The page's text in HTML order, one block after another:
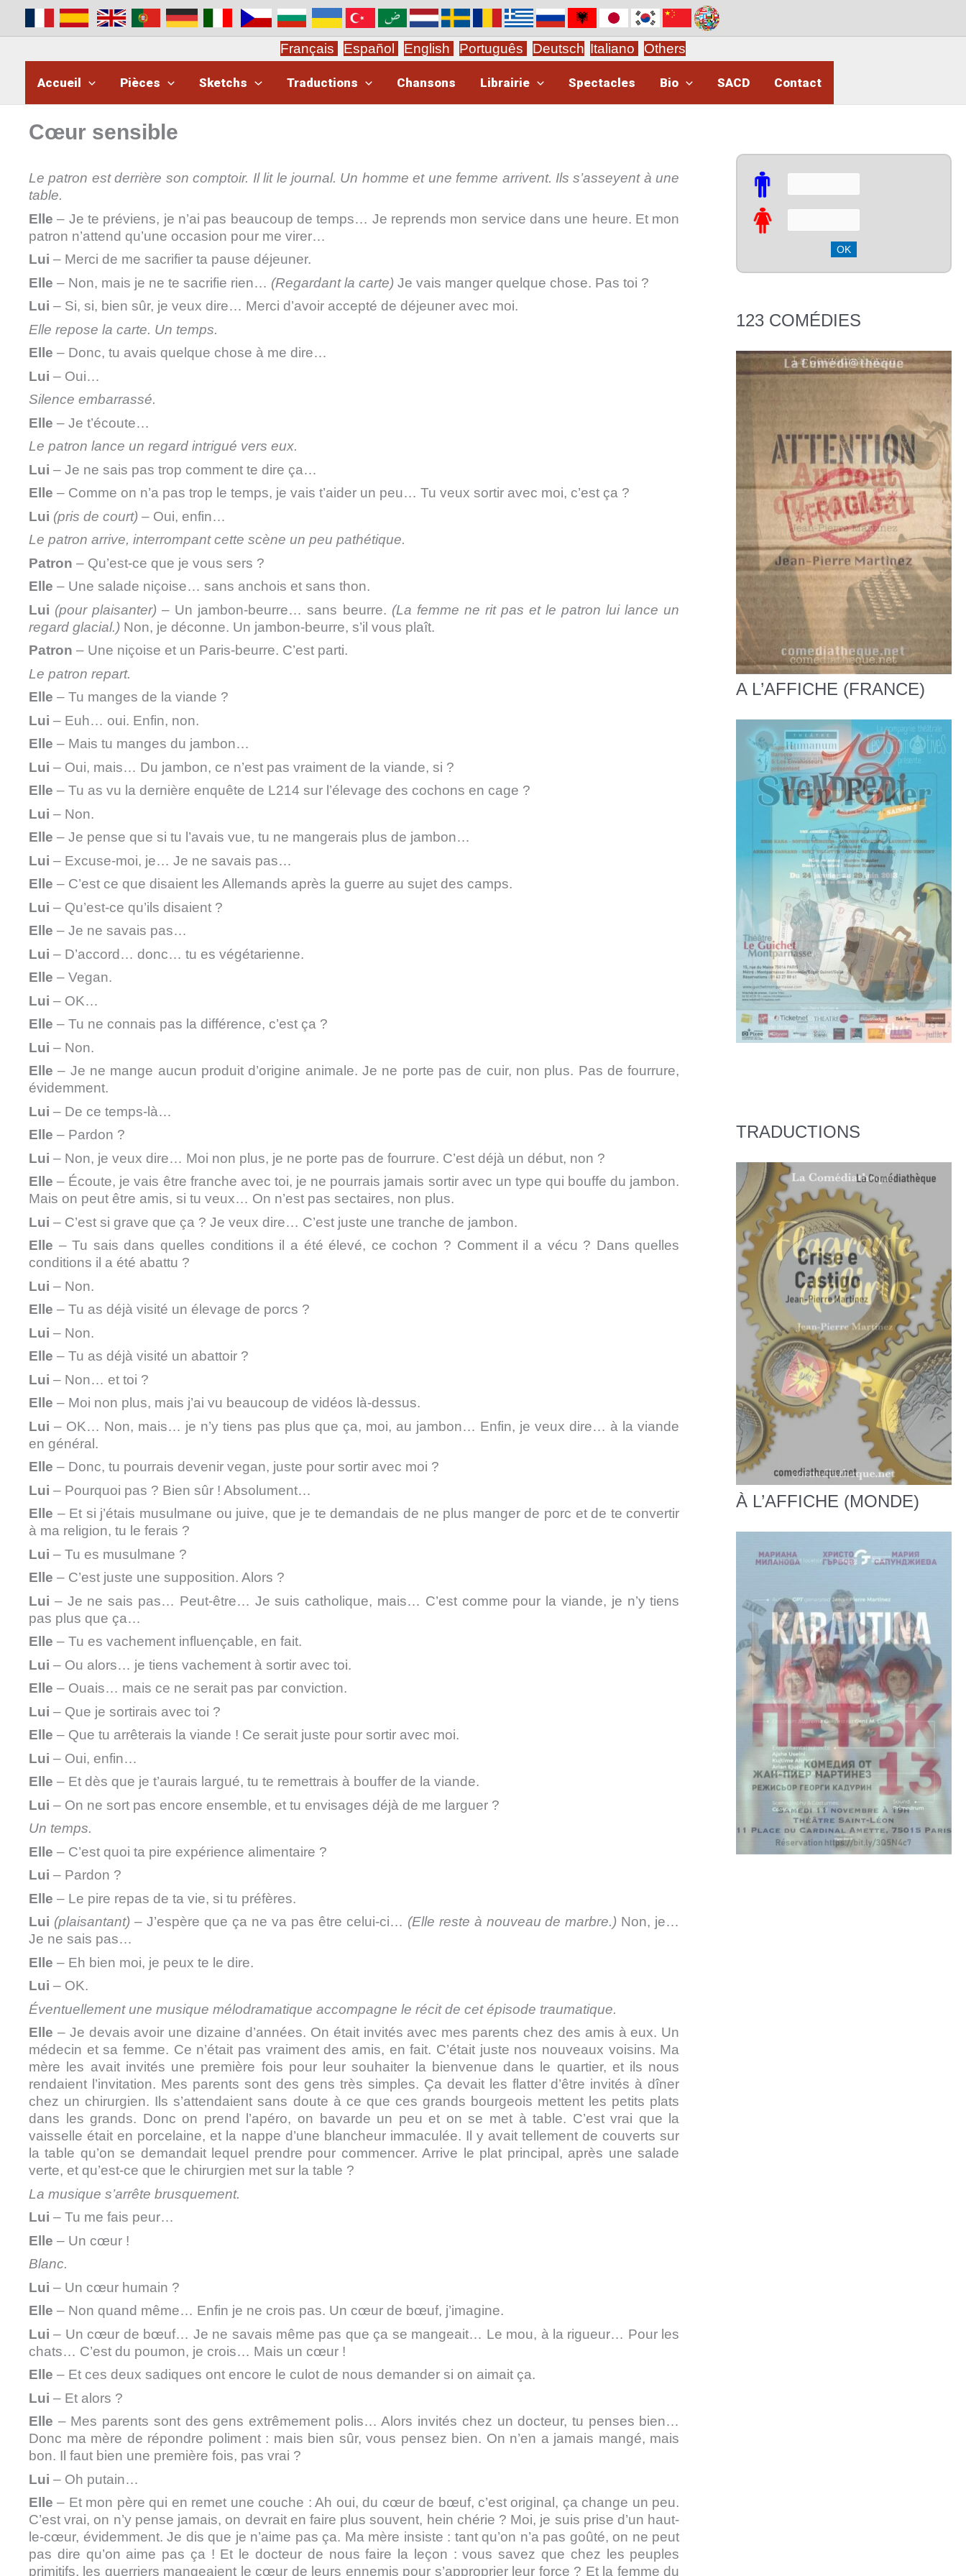
contenu
Français Español English Português Deutsch Italiano Others
Accueil Pièces Sketchs Traductions Chansons Librairie Spectacles Bio SACD Contact
Cœur sensible
Le patron est derrière son comptoir. Il lit le journal. Un homme et une femme arrivent. Ils s’asseyent à une
table.
Elle – Je te préviens, je n’ai pas beaucoup de temps… Je reprends mon service dans une heure. Et mon
patron n’attend qu’une occasion pour me virer…
Lui – Merci de me sacrifier ta pause déjeuner.
Elle – Non, mais je ne te sacrifie rien… (Regardant la carte) Je vais manger quelque chose. Pas toi ?
Lui – Si, si, bien sûr, je veux dire… Merci d’avoir accepté de déjeuner avec moi.
Elle repose la carte. Un temps.
Elle – Donc, tu avais quelque chose à me dire…
Lui – Oui…
Silence embarrassé.
Elle – Je t’écoute…
Le patron lance un regard intrigué vers eux.
Lui – Je ne sais pas trop comment te dire ça…
Elle – Comme on n’a pas trop le temps, je vais t’aider un peu… Tu veux sortir avec moi, c’est ça ?
Lui (pris de court) – Oui, enfin…
Le patron arrive, interrompant cette scène un peu pathétique.
Patron – Qu’est-ce que je vous sers ?
Elle – Une salade niçoise… sans anchois et sans thon.
Lui (pour plaisanter)– Un jambon-beurre… sans beurre. (La femme ne rit pas et le patron lui lance un
regard glacial.) Non, je déconne. Un jambon-beurre, s’il vous plaît.
Patron – Une niçoise et un Paris-beurre. C’est parti.
Le patron repart.
Elle – Tu manges de la viande ?
Lui – Euh… oui. Enfin, non.
Elle – Mais tu manges du jambon…
Lui – Oui, mais… Du jambon, ce n’est pas vraiment de la viande, si ?
Elle – Tu as vu la dernière enquête de L214 sur l’élevage des cochons en cage ?
Lui – Non.
Elle – Je pense que si tu l’avais vue, tu ne mangerais plus de jambon…
Lui – Excuse-moi, je… Je ne savais pas…
Elle – C’est ce que disaient les Allemands après la guerre au sujet des camps.
Lui – Qu’est-ce qu’ils disaient ?
Elle – Je ne savais pas…
Lui – D’accord… donc… tu es végétarienne.
Elle – Vegan.
Lui – OK…
Elle – Tu ne connais pas la différence, c’est ça ?
Lui – Non.
Elle – Je ne mange aucun produit d’origine animale. Je ne porte pas de cuir, non plus. Pas de fourrure,
évidemment.
Lui – De ce temps-là…
Elle – Pardon ?
Lui – Non, je veux dire… Moi non plus, je ne porte pas de fourrure. C’est déjà un début, non ?
Elle – Écoute, je vais être franche avec toi, je ne pourrais jamais sortir avec un type qui bouffe du jambon.
Mais on peut être amis, si tu veux… On n’est pas sectaires, non plus.
Lui – C’est si grave que ça ? Je veux dire… C’est juste une tranche de jambon.
Elle – Tu sais dans quelles conditions il a été élevé, ce cochon ? Comment il a vécu ? Dans quelles
conditions il a été abattu ?
Lui – Non.
Elle – Tu as déjà visité un élevage de porcs ?
Lui – Non.
Elle – Tu as déjà visité un abattoir ?
Lui – Non… et toi ?
Elle – Moi non plus, mais j’ai vu beaucoup de vidéos là-dessus.
Lui – OK… Non, mais… je n’y tiens pas plus que ça, moi, au jambon… Enfin, je veux dire… à la viande
en général.
Elle – Donc, tu pourrais devenir vegan, juste pour sortir avec moi ?
Lui – Pourquoi pas ? Bien sûr ! Absolument…
Elle – Et si j’étais musulmane ou juive, que je te demandais de ne plus manger de porc et de te convertir
à ma religion, tu le ferais ?
Lui – Tu es musulmane ?
Elle – C’est juste une supposition. Alors ?
Lui – Je ne sais pas… Peut-être… Je suis catholique, mais… C’est comme pour la viande, je n’y tiens
pas plus que ça…
Elle – Tu es vachement influençable, en fait.
Lui – Ou alors… je tiens vachement à sortir avec toi.
Elle – Ouais… mais ce ne serait pas par conviction.
Lui – Que je sortirais avec toi ?
Elle – Que tu arrêterais la viande ! Ce serait juste pour sortir avec moi.
Lui – Oui, enfin…
Elle – Et dès que je t’aurais largué, tu te remettrais à bouffer de la viande.
Lui – On ne sort pas encore ensemble, et tu envisages déjà de me larguer ?
Un temps.
Elle – C’est quoi ta pire expérience alimentaire ?
Lui – Pardon ?
Elle – Le pire repas de ta vie, si tu préfères.
Lui (plaisantant) – J’espère que ça ne va pas être celui-ci… (Elle reste à nouveau de marbre.) Non, je…
Je ne sais pas…
Elle – Eh bien moi, je peux te le dire.
Lui – OK.
Éventuellement une musique mélodramatique accompagne le récit de cet épisode traumatique.
Elle – Je devais avoir une dizaine d’années. On était invités avec mes parents chez des amis à eux. Un
médecin et sa femme. Ce n’était pas vraiment des amis, en fait. C’était juste nos nouveaux voisins. Ma
mère les avait invités une première fois pour leur souhaiter la bienvenue dans le quartier, et ils nous
rendaient l’invitation. Mes parents sont des gens très simples. Ça devait les flatter d’être invités à dîner
chez un chirurgien. Ils s’attendaient sans doute à ce que ces grands bourgeois mettent les petits plats
dans les grands. Donc on prend l’apéro, on bavarde un peu et on se met à table. C’est vrai que la
vaisselle était en porcelaine, et la nappe d’une blancheur immaculée. Il y avait tellement de couverts sur
la table qu’on se demandait lequel prendre pour commencer. Arrive le plat principal, après une salade
verte, et qu’est-ce que le chirurgien met sur la table ?
La musique s’arrête brusquement.
Lui – Tu me fais peur…
Elle – Un cœur !
Blanc.
Lui – Un cœur humain ?
Elle – Non quand même… Enfin je ne crois pas. Un cœur de bœuf, j’imagine.
Lui – Un cœur de bœuf… Je ne savais même pas que ça se mangeait… Le mou, à la rigueur… Pour les
chats… C’est du poumon, je crois… Mais un cœur !
Elle – Et ces deux sadiques ont encore le culot de nous demander si on aimait ça.
Lui – Et alors ?
Elle – Mes parents sont des gens extrêmement polis… Alors invités chez un docteur, tu penses bien…
Donc ma mère de répondre poliment : mais bien sûr, vous pensez bien. On n’en a jamais mangé, mais
bon. Il faut bien une première fois, pas vrai ?
Lui – Oh putain…
Elle – Et mon père qui en remet une couche : Ah oui, du cœur de bœuf, c’est original, ça change un peu.
C’est vrai, on n’y pense jamais, on devrait en faire plus souvent, hein chérie ? Moi, je suis prise d’un haut-
le-cœur, évidemment. Je dis que je n’aime pas ça. Ma mère insiste : tant qu’on n’a pas goûté, on ne peut
pas dire qu’on aime pas ça ! Et le docteur de nous faire la leçon : vous savez que chez les peuples
primitifs, les guerriers mangeaient le cœur de leurs ennemis pour s’approprier leur force ? Et la femme du
123 COMÉDIES
A L’AFFICHE (FRANCE)
TRADUCTIONS
À L’AFFICHE (MONDE)